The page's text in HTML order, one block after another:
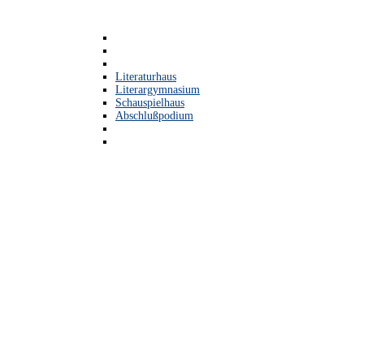
Literaturhaus
Literargymnasium
Schauspielhaus
Abschlußpodium